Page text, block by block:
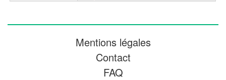
Mentions légales
Contact
FAQ